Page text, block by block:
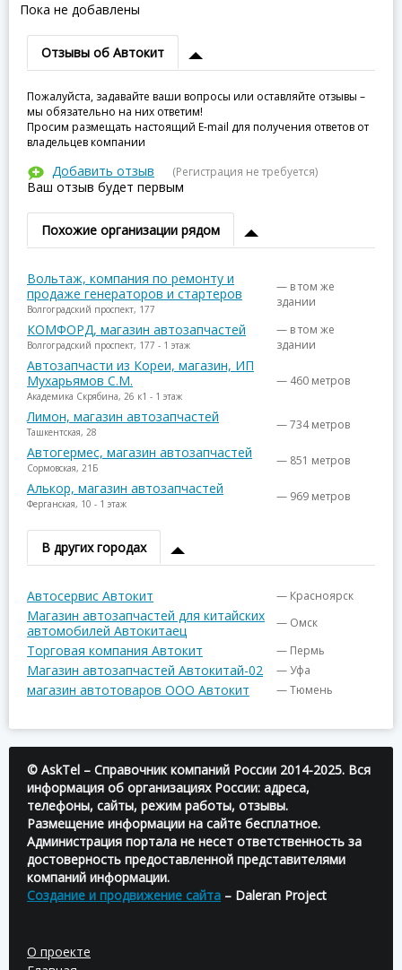
Пока не добавлены
Отзывы об Автокит
Пожалуйста, задавайте ваши вопросы или оставляйте отзывы –
мы обязательно на них ответим!
Просим размещать настоящий E-mail для получения ответов от
владельцев компании
Добавить отзыв (Регистрация не требуется)
Ваш отзыв будет первым
Похожие организации рядом
Вольтаж, компания по ремонту и
продаже генераторов и стартеров
Волгоградский проспект, 177
— в том же
здании
КОМФОРД, магазин автозапчастей
Волгоградский проспект, 177 - 1 этаж
— в том же
здании
Автозапчасти из Кореи, магазин, ИП
Мухарьямов С.М.
Академика Скрябина, 26 к1 - 1 этаж
— 460 метров
Лимон, магазин автозапчастей
Ташкентская, 28 — 734 метров
Автогермес, магазин автозапчастей
Сормовская, 21Б — 851 метров
Алькор, магазин автозапчастей
Ферганская, 10 - 1 этаж — 969 метров
В других городах
Автосервис Автокит — Красноярск
Магазин автозапчастей для китайских
автомобилей Автокитаец
— Омск
Торговая компания Автокит — Пермь
Магазин автозапчастей Автокитай-02 — Уфа
магазин автотоваров ООО Автокит — Тюмень
© AskTel – Справочник компаний России 2014-2025. Вся
информация об организациях России: адреса,
телефоны, сайты, режим работы, отзывы.
Размещение информации на сайте бесплатное.
Администрация портала не несет ответственность за
достоверность предоставленной представителями
компаний информации.
Создание и продвижение сайта – Daleran Project
О проекте